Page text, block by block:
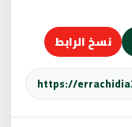
نسخ الرابط